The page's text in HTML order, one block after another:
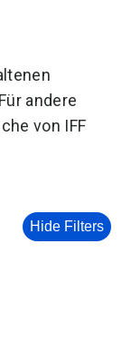
andere
von IFF
Hide Filters